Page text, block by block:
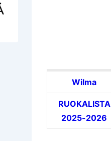
Wilma
RUOKALISTA
2025-2026